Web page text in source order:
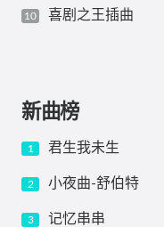
喜剧之王插曲
新曲榜
君生我未生
小夜曲-舒伯特
记忆串串